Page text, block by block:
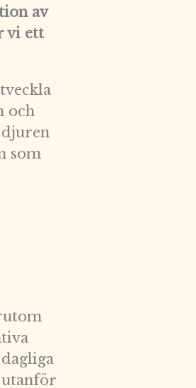
av
vi ett
och
som
utanför